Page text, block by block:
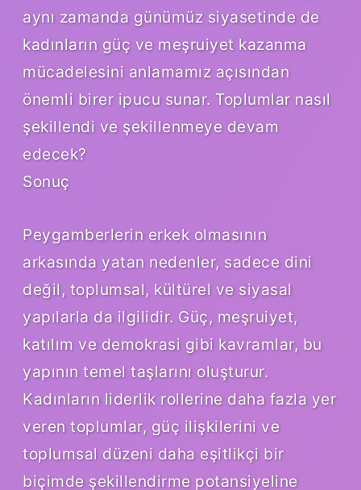
aynı zamanda günümüz siyasetinde de
kadınların güç ve meşruiyet kazanma
mücadelesini anlamamız açısından
önemli birer ipucu sunar. Toplumlar nasıl
şekillendi ve şekillenmeye devam
edecek?
Sonuç
Peygamberlerin erkek olmasının
arkasında yatan nedenler, sadece dini
değil, toplumsal, kültürel ve siyasal
yapılarla da ilgilidir. Güç, meşruiyet,
katılım ve demokrasi gibi kavramlar, bu
yapının temel taşlarını oluşturur.
Kadınların liderlik rollerine daha fazla yer
veren toplumlar, güç ilişkilerini ve
toplumsal düzeni daha eşitlikçi bir
biçimde şekillendirme potansiyeline